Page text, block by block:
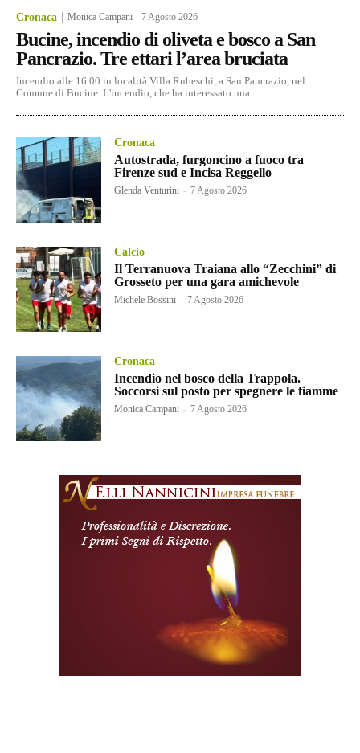
Cronaca Monica Campani -7 Agosto 2026
Bucine, incendio di oliveta e bosco a San
Pancrazio. Tre ettari l’area bruciata
Incendio alle 16.00 in località Villa Rubeschi, a San Pancrazio, nel
Comune di Bucine. L'incendio, che ha interessato una...
Cronaca
Autostrada, furgoncino a fuoco tra
Firenze sud e Incisa Reggello
Glenda Venturini - 7 Agosto 2026
Calcio
Il Terranuova Traiana allo “Zecchini” di
Grosseto per una gara amichevole
Michele Bossini - 7 Agosto 2026
Cronaca
Incendio nel bosco della Trappola.
Soccorsi sul posto per spegnere le fiamme
Monica Campani - 7 Agosto 2026